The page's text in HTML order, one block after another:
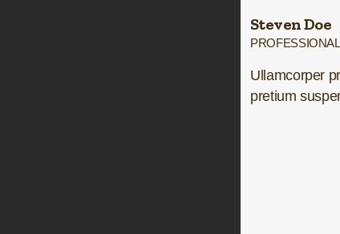
Steven Doe
PROFESSIONAL
Ullamcorper
pretium